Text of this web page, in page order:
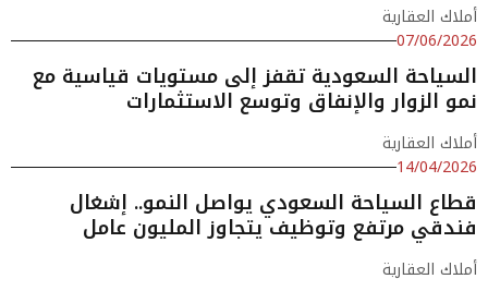
أملاك العقارية
07/06/2026
السياحة السعودية تقفز إلى مستويات قياسية مع
نمو الزوار والإنفاق وتوسع الاستثمارات
أملاك العقارية
14/04/2026
قطاع السياحة السعودي يواصل النمو.. إشغال
فندقي مرتفع وتوظيف يتجاوز المليون عامل
أملاك العقارية